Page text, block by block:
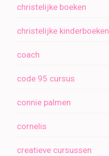
christelijke boeken
christelijke kinderboeken
coach
code 95 cursus
connie palmen
cornelis
creatieve cursussen